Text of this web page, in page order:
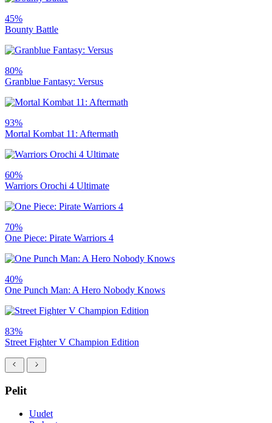
45%
Bounty Battle
80%
Granblue Fantasy: Versus
93%
Mortal Kombat 11: Aftermath
60%
Warriors Orochi 4 Ultimate
70%
One Piece: Pirate Warriors 4
40%
One Punch Man: A Hero Nobody Knows
83%
Street Fighter V Champion Edition
Pelit
Uudet